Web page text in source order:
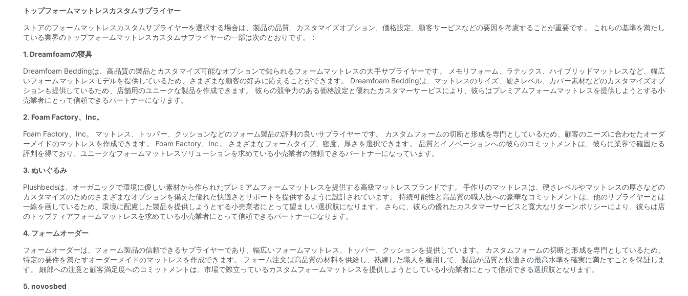
トップフォームマットレスカスタムサプライヤー
ストアのフォームマットレスカスタムサプライヤーを選択する場合は、製品の品質、カスタマイズオプション、価格設定、顧客サービスなどの要因を考慮することが重要です。 これらの基準を満たし
ている業界のトップフォームマットレスカスタムサプライヤーの一部は次のとおりです。：
1. Dreamfoamの寝具
Dreamfoam Beddingは、高品質の製品とカスタマイズ可能なオプションで知られるフォームマットレスの大手サプライヤーです。 メモリフォーム、ラテックス、ハイブリッドマットレスなど、幅広
いフォームマットレスモデルを提供しているため、さまざまな顧客の好みに応えることができます。 Dreamfoam Beddingは、マットレスのサイズ、硬さレベル、カバー素材などのカスタマイズオプ
ションも提供しているため、店舗用のユニークな製品を作成できます。 彼らの競争力のある価格設定と優れたカスタマーサービスにより、彼らはプレミアムフォームマットレスを提供しようとする小
売業者にとって信頼できるパートナーになります。
2. Foam Factory、Inc。
Foam Factory、Inc。 マットレス、トッパー、クッションなどのフォーム製品の評判の良いサプライヤーです。 カスタムフォームの切断と形成を専門としているため、顧客のニーズに合わせたオーダ
ーメイドのマットレスを作成できます。 Foam Factory、Inc。 さまざまなフォームタイプ、密度、厚さを選択できます。 品質とイノベーションへの彼らのコミットメントは、彼らに業界で確固たる
評判を得ており、ユニークなフォームマットレスソリューションを求めている小売業者の信頼できるパートナーになっています。
3. ぬいぐるみ
Plushbedsは、オーガニックで環境に優しい素材から作られたプレミアムフォームマットレスを提供する高級マットレスブランドです。 手作りのマットレスは、硬さレベルやマットレスの厚さなどの
カスタマイズのためのさまざまなオプションを備えた優れた快適さとサポートを提供するように設計されています。 持続可能性と高品質の職人技への豪華なコミットメントは、他のサプライヤーとは
一線を画しているため、環境に配慮した製品を提供しようとする小売業者にとって望ましい選択肢になります。 さらに、彼らの優れたカスタマーサービスと寛大なリターンポリシーにより、彼らは店
のトップティアフォームマットレスを求めている小売業者にとって信頼できるパートナーになります。
4. フォームオーダー
フォームオーダーは、フォーム製品の信頼できるサプライヤーであり、幅広いフォームマットレス、トッパー、クッションを提供しています。 カスタムフォームの切断と形成を専門としているため、
特定の要件を満たすオーダーメイドのマットレスを作成できます。 フォーム注文は高品質の材料を供給し、熟練した職人を雇用して、製品が品質と快適さの最高水準を確実に満たすことを保証しま
す。 細部への注意と顧客満足度へのコミットメントは、市場で際立っているカスタムフォームマットレスを提供しようとしている小売業者にとって信頼できる選択肢となります。
5. novosbed